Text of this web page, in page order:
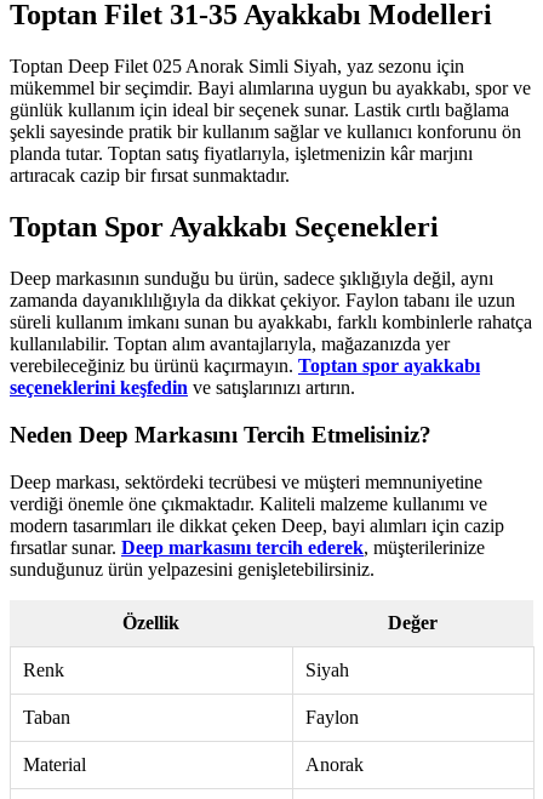
Toptan Filet 31-35 Ayakkabı Modelleri
Toptan Deep Filet 025 Anorak Simli Siyah, yaz sezonu için
mükemmel bir seçimdir. Bayi alımlarına uygun bu ayakkabı, spor ve
günlük kullanım için ideal bir seçenek sunar. Lastik cırtlı bağlama
şekli sayesinde pratik bir kullanım sağlar ve kullanıcı konforunu ön
planda tutar. Toptan satış fiyatlarıyla, işletmenizin kâr marjını
artıracak cazip bir fırsat sunmaktadır.
Toptan Spor Ayakkabı Seçenekleri
Deep markasının sunduğu bu ürün, sadece şıklığıyla değil, aynı
zamanda dayanıklılığıyla da dikkat çekiyor. Faylon tabanı ile uzun
süreli kullanım imkanı sunan bu ayakkabı, farklı kombinlerle rahatça
kullanılabilir. Toptan alım avantajlarıyla, mağazanızda yer
verebileceğiniz bu ürünü kaçırmayın. Toptan spor ayakkabı
seçeneklerini keşfedin ve satışlarınızı artırın.
Neden Deep Markasını Tercih Etmelisiniz?
Deep markası, sektördeki tecrübesi ve müşteri memnuniyetine
verdiği önemle öne çıkmaktadır. Kaliteli malzeme kullanımı ve
modern tasarımları ile dikkat çeken Deep, bayi alımları için cazip
fırsatlar sunar. Deep markasını tercih ederek, müşterilerinize
sunduğunuz ürün yelpazesini genişletebilirsiniz.
Özellik Değer
Renk Siyah
Taban Faylon
Material Anorak